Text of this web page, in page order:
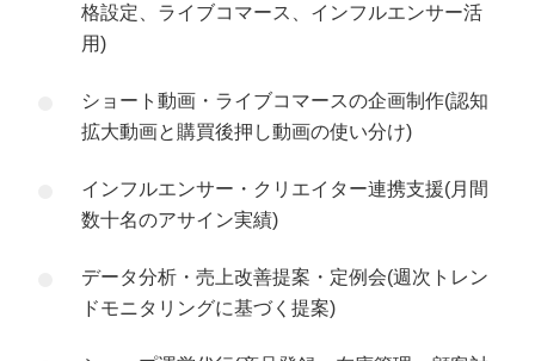
格設定、ライブコマース、インフルエンサー活
用)
ショート動画・ライブコマースの企画制作(認知
拡大動画と購買後押し動画の使い分け)
インフルエンサー・クリエイター連携支援(月間
数十名のアサイン実績)
データ分析・売上改善提案・定例会(週次トレン
ドモニタリングに基づく提案)